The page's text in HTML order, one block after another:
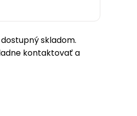
skladom.
kontaktovať a